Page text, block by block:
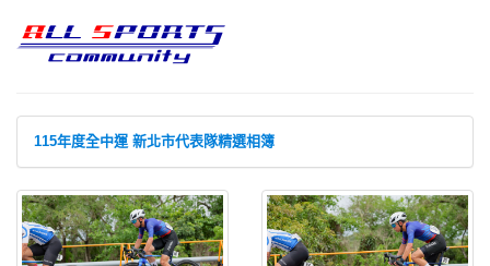
115年度全中運 新北市代表隊精選相簿